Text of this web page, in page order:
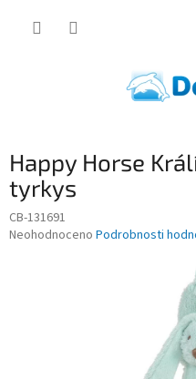
Happy Horse
tyrkys
CB-131691
Průměrné
Neohodnoceno Podrobnosti